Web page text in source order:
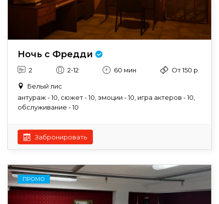
Ночь с Фредди
2 2-12 60 мин От 150 р.
Белый лис
антураж - 10, сюжет - 10, эмоции - 10, игра актеров - 10,
обслуживание - 10
Забронировать
ПРОМО